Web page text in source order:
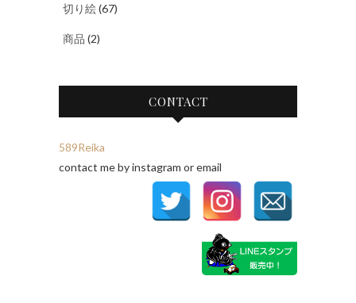
切り絵(67)
商品 (2)
CONTACT
589Reika
contact me by instagram or email